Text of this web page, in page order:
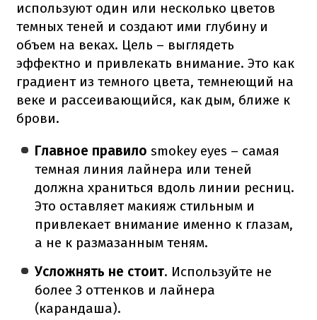
используют один или несколько цветов
темных теней и создают ими глубину и
объем на веках. Цель – выглядеть
эффектно и привлекать внимание. Это как
градиент из темного цвета, темнеющий на
веке и рассеивающийся, как дым, ближе к
брови.
Главное правило smokey eyes – самая
темная линия лайнера или теней
должна храниться вдоль линии ресниц.
Это оставляет макияж стильным и
привлекает внимание именно к глазам,
а не к размазанным теням.
Усложнять не стоит. Используйте не
более 3 оттенков и лайнера
(карандаша).